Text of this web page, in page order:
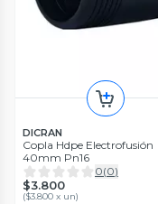
DICRAN
Copla Hdpe Electrofusión
40mm Pn16
0(0)
$3.800
($3.800 x un)